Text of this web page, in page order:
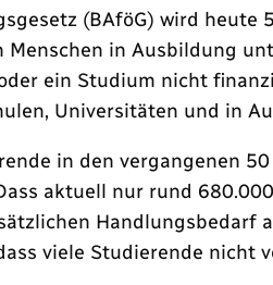
(BAföG) wird
in Ausbildung
ein Studium nicht
Universitäten und in
in den vergangenen
aktuell nur rund
viele Studierende nicht